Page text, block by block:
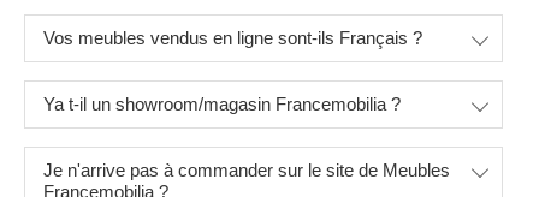
Vos meubles vendus en ligne sont-ils Français ?
Ya t-il un showroom/magasin Francemobilia ?
Je n'arrive pas à commander sur le site de Meubles
Francemobilia ?